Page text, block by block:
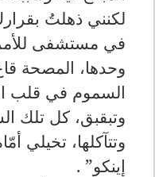
لكنني ذهلتُ
في مستشفى
وحدها، المصحة
السموم في قلب
وتبقبق، كل تلك
وتتآكلها، تخيلي
إينكو” .